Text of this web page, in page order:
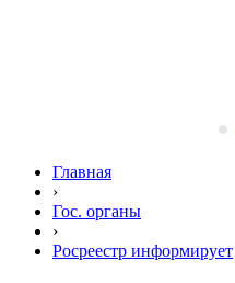
Главная
›
Гос. органы
›
Росреестр информирует